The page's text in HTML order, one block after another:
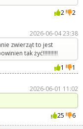
2
2
2026-06-04 23:38
zwierząt to jest
tak żyć!!!!!!!!!!
1
1
2026-06-01 11:02
25 6